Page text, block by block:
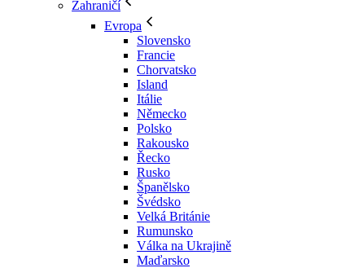
Zahraničí
Evropa
Slovensko
Francie
Chorvatsko
Island
Itálie
Německo
Polsko
Rakousko
Řecko
Rusko
Španělsko
Švédsko
Velká Británie
Rumunsko
Válka na Ukrajině
Maďarsko